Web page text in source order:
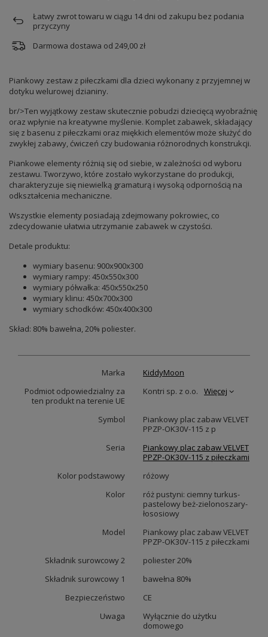
Łatwy zwrot towaru w ciągu 14dni od zakupu bez podania
przyczyny
Darmowa dostawa od 249,00 zł
Piankowy zestaw z piłeczkami dla dzieci wykonany z przyjemnej w
dotyku welurowej dzianiny.
br/>Ten wyjątkowy zestaw skutecznie pobudzi dziecięcą wyobraźnię
oraz wpłynie na kreatywne myślenie. Komplet zabawek, składający
się z basenu z piłeczkami oraz miękkich elementów może służyć do
zwykłej zabawy, ćwiczeń czy budowania różnorodnych konstrukcji.
Piankowe elementy różnią się od siebie, w zależności od wyboru
zestawu. Tworzywo, które zostało wykorzystane do produkcji,
charakteryzuje się niewielką gramaturą i wysoką odpornością na
odkształcenia mechaniczne.
Wszystkie elementy posiadają zdejmowany pokrowiec, co
zdecydowanie ułatwia utrzymanie zabawek w czystości.
Detale produktu:
wymiary basenu: 900x900x300
wymiary rampy: 450x550x300
wymiary półwałka: 450x550x250
wymiary klinu: 450x700x300
wymiary schodków: 450x400x300
Skład: 80% bawełna, 20% poliester.
Marka
KiddyMoon
Podmiot odpowiedzialny za
ten produkt na terenie UE
Kontri sp. z o.o. Więcej
Symbol
Piankowy plac zabaw VELVET
PPZP-OK30V-115 z p
Seria
Piankowy plac zabaw VELVET
PPZP-OK30V-115 z piłeczkami
Kolor podstawowy
różowy
Kolor
róż pustyni: ciemny turkus-
pastelowy beż-zielonoszary-
łososiowy
Model
Piankowy plac zabaw VELVET
PPZP-OK30V-115 z piłeczkami
Składnik surowcowy 2
poliester 20%
Składnik surowcowy 1
bawełna 80%
Bezpieczeństwo
CE
Uwaga
Wyłącznie do użytku
domowego